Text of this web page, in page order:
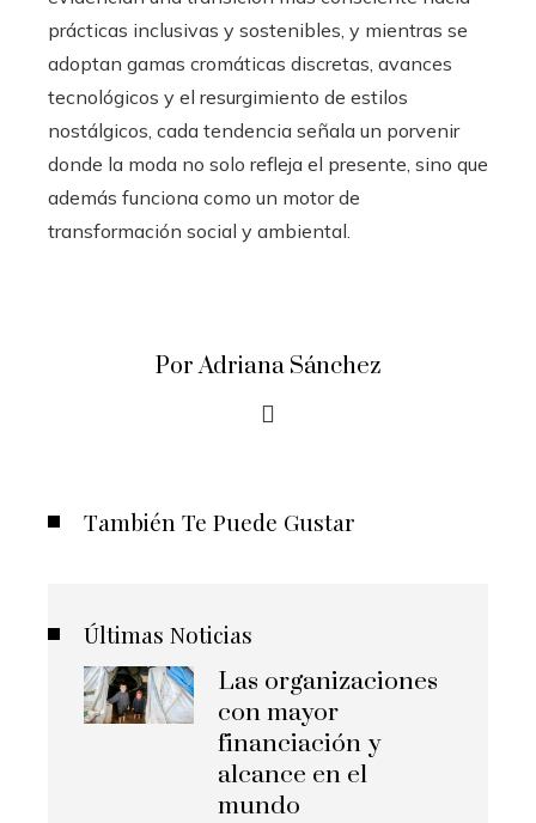
prácticas inclusivas y sostenibles, y mientras se
adoptan gamas cromáticas discretas, avances
tecnológicos y el resurgimiento de estilos
nostálgicos, cada tendencia señala un porvenir
donde la moda no solo refleja el presente, sino que
además funciona como un motor de
transformación social y ambiental.
Por Adriana Sánchez
También Te Puede Gustar
Últimas Noticias
Las organizaciones
con mayor
financiación y
alcance en el
mundo